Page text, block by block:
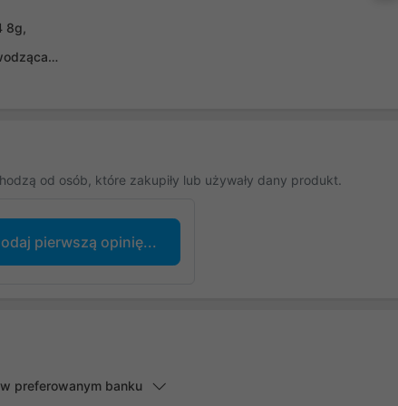
8g,
od osób, które zakupiły lub używały dany produkt.
pierwszą opinię...
preferowanym banku